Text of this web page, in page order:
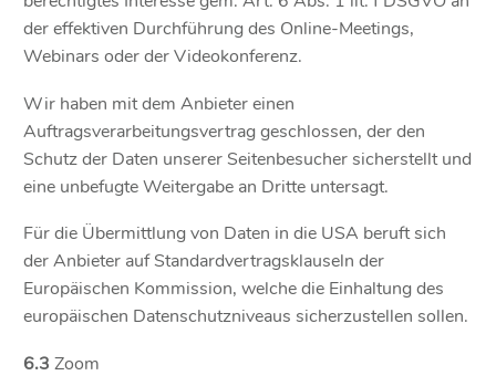
der effektiven Durchführung des Online-Meetings,
Webinars oder der Videokonferenz.
Wir haben mit dem Anbieter einen
Auftragsverarbeitungsvertrag geschlossen, der den
Schutz der Daten unserer Seitenbesucher sicherstellt und
eine unbefugte Weitergabe an Dritte untersagt.
Für die Übermittlung von Daten in die USA beruft sich
der Anbieter auf Standardvertragsklauseln der
Europäischen Kommission, welche die Einhaltung des
europäischen Datenschutzniveaus sicherzustellen sollen.
6.3 Zoom